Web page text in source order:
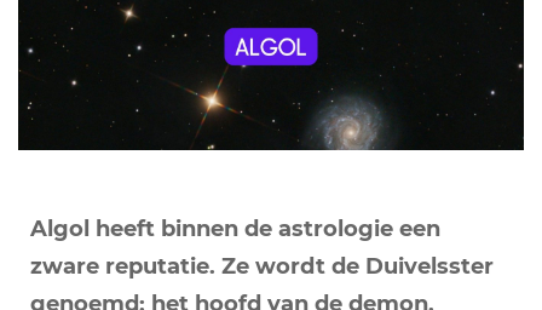
Algol heeft binnen de astrologie een
zware reputatie. Ze wordt de Duivelsster
genoemd; het hoofd van de demon.